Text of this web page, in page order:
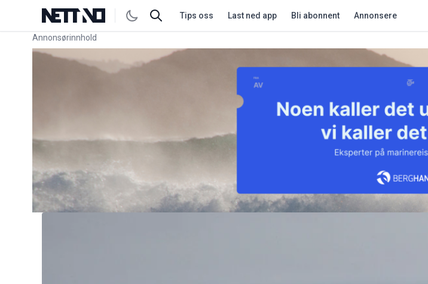
Tips oss Last ned app Bli abonnent Annonsere
Annonsørinnhold
Link for annonse